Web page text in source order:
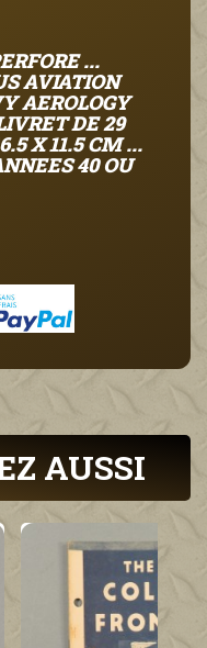
...
AVIATION
AEROLOGY
DE 29
X 11.5 CM ...
40 OU
AUSSI